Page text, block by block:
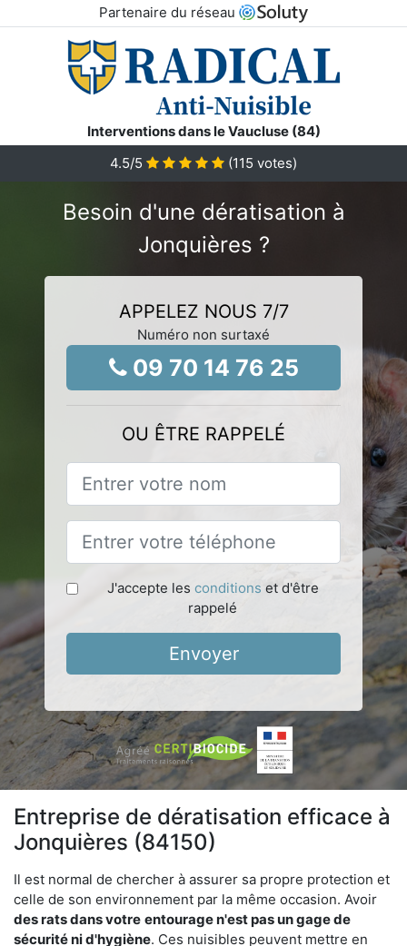
Partenaire du réseau
Interventions dans le Vaucluse (84)
4.5/5 (115 votes)
Besoin d'une dératisation à
Jonquières ?
APPELEZ NOUS 7/7
Numéro non surtaxé
09 70 14 76 25
OU ÊTRE RAPPELÉ
J'accepte les conditions et d'être
rappelé
Envoyer
Entreprise de dératisation efficace à
Jonquières (84150)
Il est normal de chercher à assurer sa propre protection et
celle de son environnement par la même occasion. Avoir
des rats dans votre entourage n'est pas un gage de
sécurité ni d'hygiène. Ces nuisibles peuvent mettre en